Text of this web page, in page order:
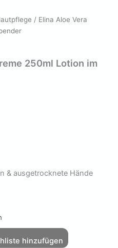
/ Elina Aloe Vera
250ml Lotion im
& ausgetrocknete Hände
hinzufügen